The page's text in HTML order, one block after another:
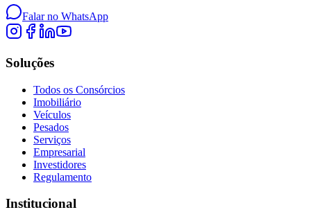
Falar no WhatsApp
Soluções
Todos os Consórcios
Imobiliário
Veículos
Pesados
Serviços
Empresarial
Investidores
Regulamento
Institucional